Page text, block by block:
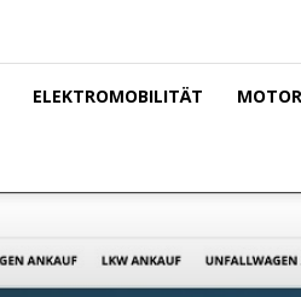
ELEKTROMOBILITÄT